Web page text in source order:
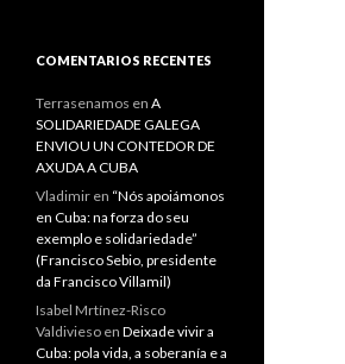
COMENTARIOS RECENTES
Terrasenamos en A
SOLIDARIEDADE GALEGA
ENVIOU UN CONTEDOR DE
AXUDA A CUBA
Vladimir en “Nós apoiámonos
en Cuba: na forza do seu
exemplo e solidariedade”
(Francisco Sebio, presidente
da Francisco Villamil)
Isabel Mrtínez-Risco
Valdivieso en Deixade vivir a
Cuba: pola vida, a soberanía e a